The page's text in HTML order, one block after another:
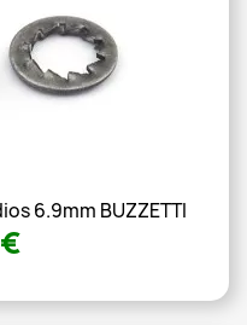
6.9mm BUZZETTI